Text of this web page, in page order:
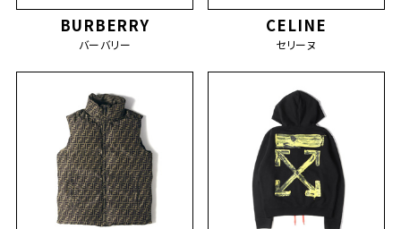
BURBERRY
バーバリー
CELINE
セリーヌ